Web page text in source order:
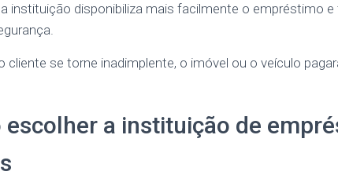
instituição disponibiliza mais facilmente o empréstimo
cliente se torne inadimplente, o imóvel ou o veículo
escolher a instituição de